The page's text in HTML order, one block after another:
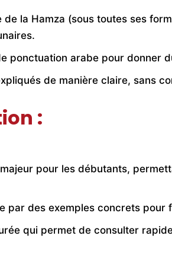
de la Hamza (sous toutes ses
ponctuation arabe pour donner
de manière claire, sans
:
pour les débutants,
par des exemples concrets pour
qui permet de consulter